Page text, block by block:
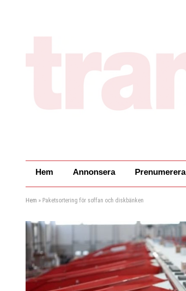
Hem Annonsera Prenumerera
Hem » Paketsortering för soffan och diskbänken